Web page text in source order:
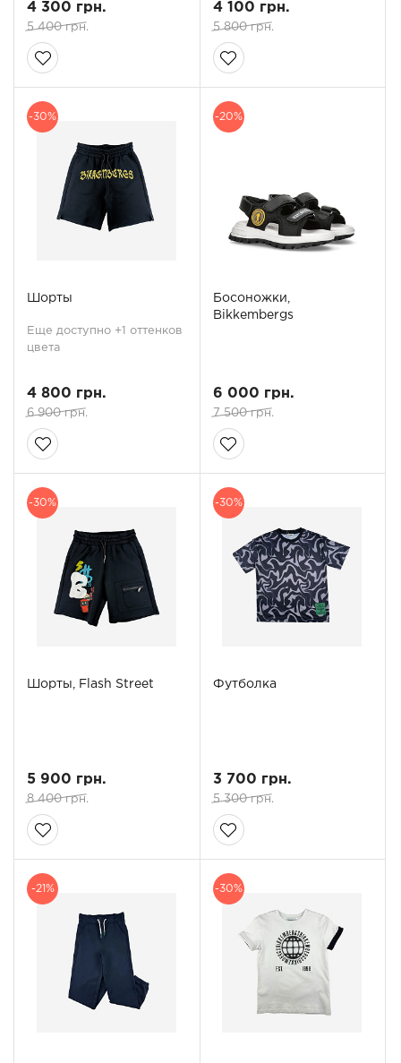
4 300 грн.
5 400 грн.
4 100 грн.
5 800 грн.
-30%
Шорты
Еще доступно +1 оттенков
цвета
4 800 грн.
6 900 грн.
-20%
Босоножки,
Bikkembergs
6 000 грн.
7 500 грн.
-30%
Шорты, Flash Street
5 900 грн.
8 400 грн.
-30%
Футболка
3 700 грн.
5 300 грн.
-21% -30%